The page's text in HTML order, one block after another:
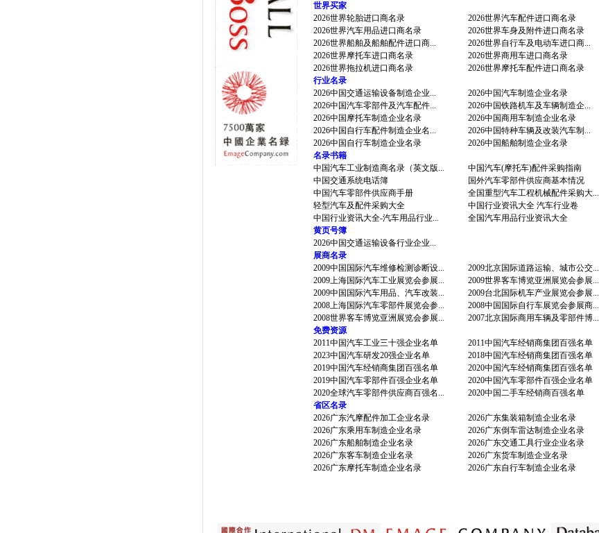
世界买家
2026世界轮胎进口商名录
2026世界汽车配件进口商名录
2026世界汽车用品进口商名录
2026世界车身及附件进口商名录
2026世界船舶及船舶配件进口商...
2026世界自行车及电动车进口商...
2026世界摩托车进口商名录
2026世界商用车进口商名录
2026世界拖拉机进口商名录
2026世界摩托车配件进口商名录
行业名录
2026中国交通运输设备制造企业...
2026中国汽车制造企业名录
2026中国汽车零部件及汽车配件...
2026中国铁路机车及车辆制造企...
2026中国摩托车制造企业名录
2026中国商用车制造企业名录
2026中国自行车配件制造企业名...
2026中国特种车辆及改装汽车制...
2026中国自行车制造企业名录
2026中国船舶制造企业名录
名录书籍
中国汽车工业制造商名录（英文版...
中国汽车(摩托车)配件采购指南
中国交通系统电话簿
国外汽车零部件供应商基本情况
中国汽车零部件供应商手册
全国重型汽车工程机械配件采购大...
轻型汽车及配件采购大全
中国行业资讯大全 汽车行业卷
中国行业资讯大全-汽车用品行业...
全国汽车用品行业资讯大全
黄页号簿
2026中国交通运输设备行业企业...
展商名录
2009中国国际汽车维修检测诊断设...
2009北京国际道路运输、城市公交...
2009上海国际汽车工业展览会参展...
2009世界客车博览亚洲展览会参展...
2009中国国际汽车用品、汽车改装...
2009台北国际机车产业展览会参展...
2008上海国际汽车零部件展览会参...
2008中国国际自行车展览会参展商...
2008世界客车博览亚洲展览会参展...
2007北京国际商用车辆及零部件博...
免费资源
2011中国汽车工业三十强企业名单
2011中国汽车经销商集团百强名单
2023中国汽车研发20强企业名单
2018中国汽车经销商集团百强名单
2019中国汽车经销商集团百强名单
2020中国汽车经销商集团百强名单
2019中国汽车零部件百强企业名单
2020中国汽车零部件百强企业名单
2020全球汽车零部件供应商百强名...
2020中国二手车经销商百强名单
省区名录
2026广东汽摩配件加工企业名录
2026广东集装箱制造企业名录
2026广东乘用车制造企业名录
2026广东倒车雷达制造企业名录
2026广东船舶制造企业名录
2026广东交通工具行业企业名录
2026广东客车制造企业名录
2026广东货车制造企业名录
2026广东摩托车制造企业名录
2026广东自行车制造企业名录